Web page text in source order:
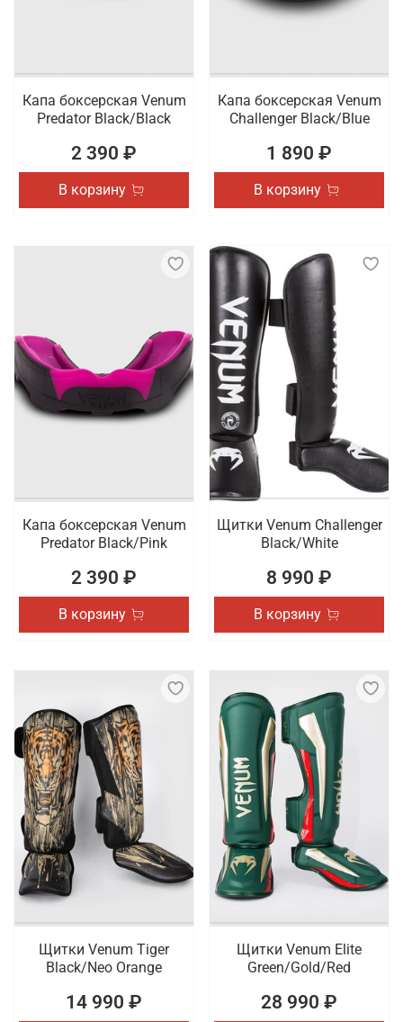
Капа боксерская Venum
Predator Black/Black
2 390 ₽
В корзину
Капа боксерская Venum
Challenger Black/Blue
1 890 ₽
В корзину
Капа боксерская Venum
Predator Black/Pink
2 390 ₽
В корзину
Щитки Venum Challenger
Black/White
8 990 ₽
В корзину
Щитки Venum Tiger
Black/Neo Orange
14 990 ₽
Щитки Venum Elite
Green/Gold/Red
28 990 ₽